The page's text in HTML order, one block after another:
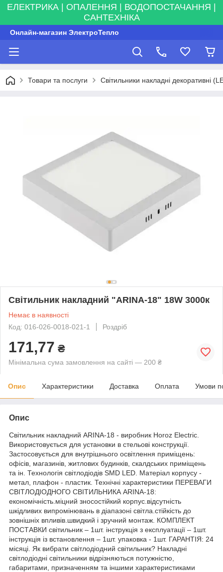
ЕЛЕКТРИКА | ОПАЛЕННЯ | ВОДОПОСТАЧАННЯ |
САНТЕХНІКА
Онлайн-магазин ЭлектроТепло
Товари та послуги Світильники накладні декоративні
Світильник накладний "ARINA-18" 18W 3000к
Немає в наявності
Код: 016-026-0018-021-1
Роздріб
171,77 ₴
Мінімальна сума замовлення на сайті — 200 ₴
Опис Характеристики Доставка Оплата Умови
Опис
Світильник накладний ARINA-18 - виробник Horoz Electric.
Використовується для установки в стельові конструкції.
Застосовується для внутрішнього освітлення приміщень:
офісів, магазинів, житлових будинків, скалдських приміщень
та ін. Технологія світлодіодів SMD LED. Матеріал корпусу -
метал, плафон - пластик. Технічні характеристики ПЕРЕВАГИ
СВІТЛОДІОДНОГО СВІТИЛЬНИКА ARINA-18:
економічність.міцний зносостійкий корпус.відсутність
шкідливих випромінювань в діапазоні світла.стійкість до
зовнішніх впливів.швидкий і зручний монтаж. КОМПЛЕКТ
ПОСТАВКИ світильник – 1шт. інструкція з експлуатації – 1шт.
інструкція із встановлення – 1шт. упаковка - 1шт. ГАРАНТІЯ: 24
місяці. Як вибрати світлодіодний світильник? Накладні
світлодіодні світильники відрізняються потужністю,
габаритами, призначенням та іншими характеристиками